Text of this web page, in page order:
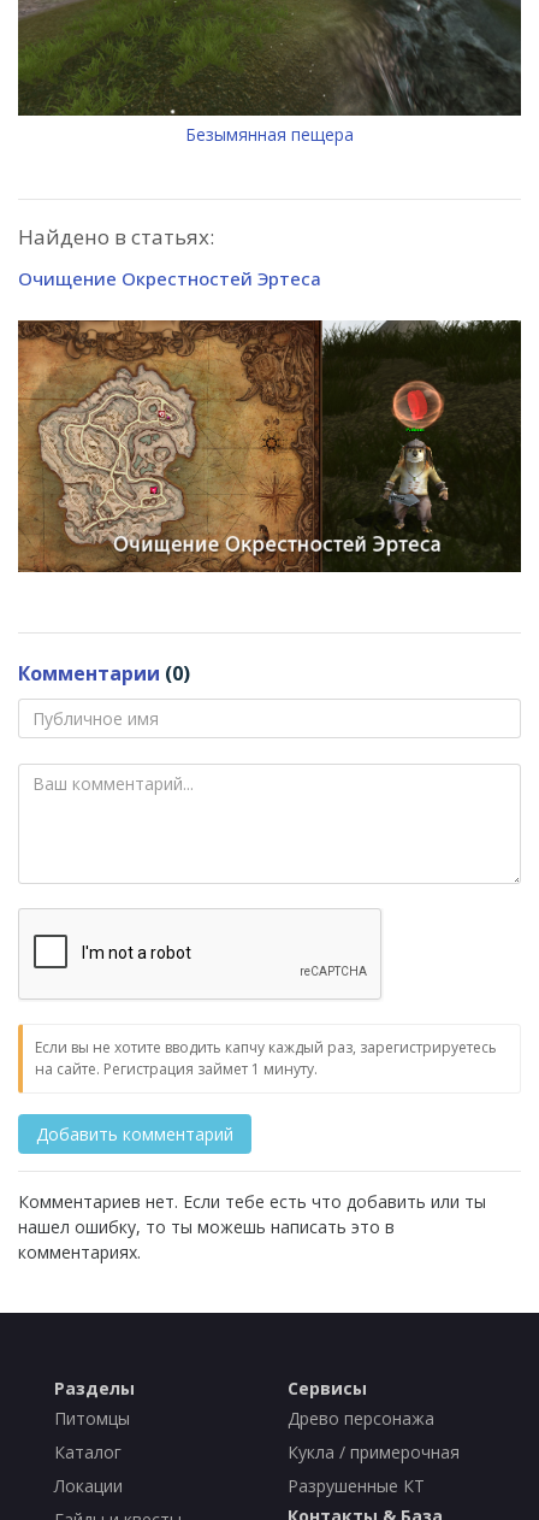
Безымянная пещера
Найдено в статьях:
Очищение Окрестностей Эртеса
Комментарии (0)
Если вы не хотите вводить капчу каждый раз, зарегистрируетесь
на сайте. Регистрация займет 1 минуту.
Комментариев нет. Если тебе есть что добавить или ты
нашел ошибку, то ты можешь написать это в
комментариях.
Разделы
Питомцы
Каталог
Локации
Сервисы
Древо персонажа
Кукла / примерочная
Разрушенные КТ